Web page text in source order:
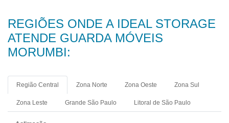
REGIÕES ONDE A IDEAL STORAGE
ATENDE GUARDA MÓVEIS
MORUMBI:
Região Central Zona Norte Zona Oeste Zona Sul
Zona Leste Grande São Paulo Litoral de São Paulo